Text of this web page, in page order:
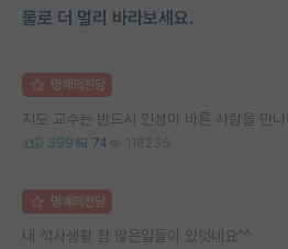
물로 더 멀리 바라보세요.
명예의전당
지도 교수는 반드시 인성이 바른 사람을 만나
399 74 118236
명예의전당
내 석사생활 참 많은일들이 있엇네요^^